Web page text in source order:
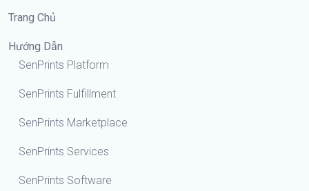
Trang Chủ
Hướng Dẫn
SenPrints Platform
SenPrints Fulfillment
SenPrints Marketplace
SenPrints Services
SenPrints Software